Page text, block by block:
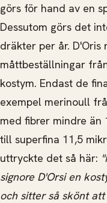
görs för hand av en
Dessutom görs det
dräkter per år.
måttbeställningar
kostym. Endast de
exempel merinoull
med fibrer mindre än
till superfina 11,5
uttryckte det så här:
signore D'Orsi en
och sitter så skönt